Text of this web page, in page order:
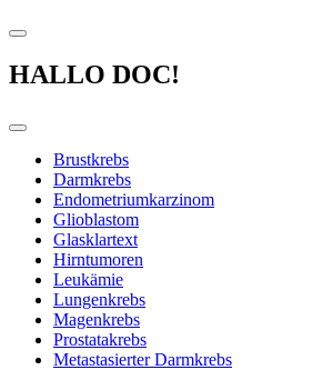
HALLO DOC!
Brustkrebs
Darmkrebs
Endometriumkarzinom
Glioblastom
Glasklartext
Hirntumoren
Leukämie
Lungenkrebs
Magenkrebs
Prostatakrebs
Metastasierter Darmkrebs